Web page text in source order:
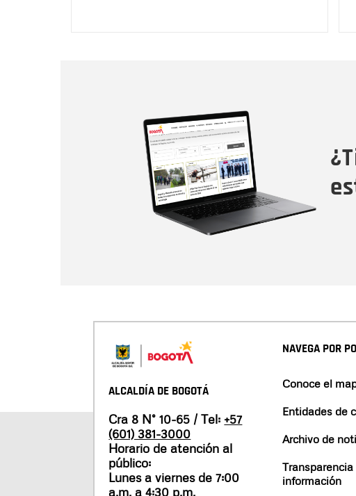
ALCALDÍA DE BOGOTÁ
Cra 8 N° 10-65 / Tel: +57
(601) 381-3000
Horario de atención al
público:
Lunes a viernes de 7:00
a.m. a 4:30 p.m.
NAVEGA POR
Conoce el
Entidades de
Archivo de
información